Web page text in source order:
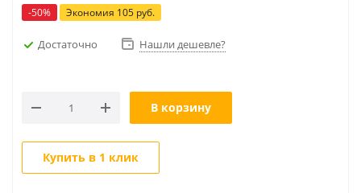
-50% Экономия 105 руб.
Достаточно Нашли дешевле?
В корзину
Купить в 1 клик